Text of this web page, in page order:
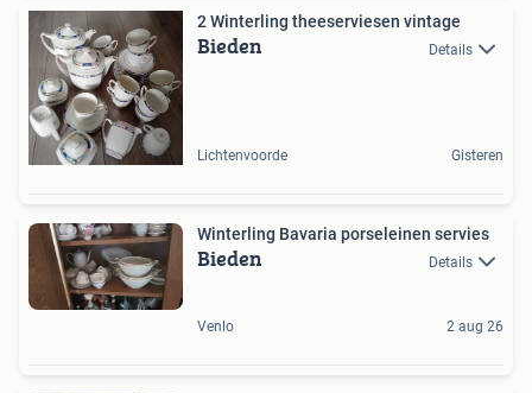
2 Winterling theeserviesen vintage
Bieden Details
Lichtenvoorde Gisteren
Winterling Bavaria porseleinen servies
Bieden Details
Venlo 2 aug 26